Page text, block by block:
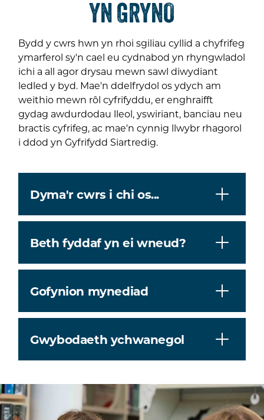
YN GRYNO
Bydd y cwrs hwn yn rhoi sgiliau cyllid a chyfrifeg
ymarferol sy'n cael eu cydnabod yn rhyngwladol
ichi a all agor drysau mewn sawl diwydiant
ledled y byd. Mae'n ddelfrydol os ydych am
weithio mewn rôl cyfrifyddu, er enghraifft
gydag awdurdodau lleol, yswiriant, banciau neu
bractis cyfrifeg, ac mae'n cynnig llwybr rhagorol
i ddod yn Gyfrifydd Siartredig.
Dyma'r cwrs i chi os...
Beth fyddaf yn ei wneud?
Gofynion mynediad
Gwybodaeth ychwanegol